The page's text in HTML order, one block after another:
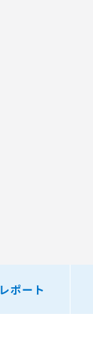
レポート